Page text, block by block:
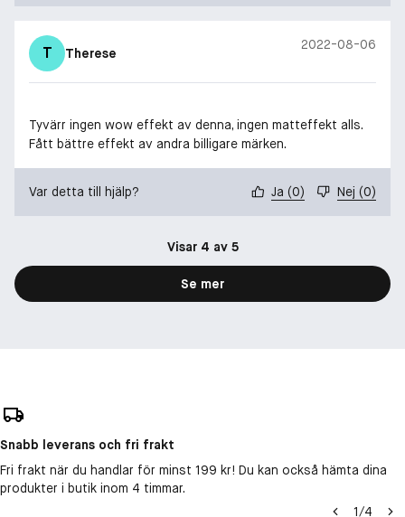
T Therese
2022-08-06
Tyvärr ingen wow effekt av denna, ingen matteffekt alls.
Fått bättre effekt av andra billigare märken.
Var detta till hjälp? Ja (0) Nej (0)
Visar 4 av 5
Se mer
Snabb leverans och fri frakt
Fri frakt när du handlar för minst 199 kr! Du kan också hämta dina
produkter i butik inom 4 timmar.
1/4